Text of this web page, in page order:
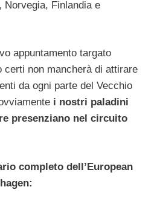
Norvegia, Finlandia e
appuntamento targato
certi non mancherà di attirare
da ogni parte del Vecchio
i nostri paladini
presenziano nel circuito
completo dell’European